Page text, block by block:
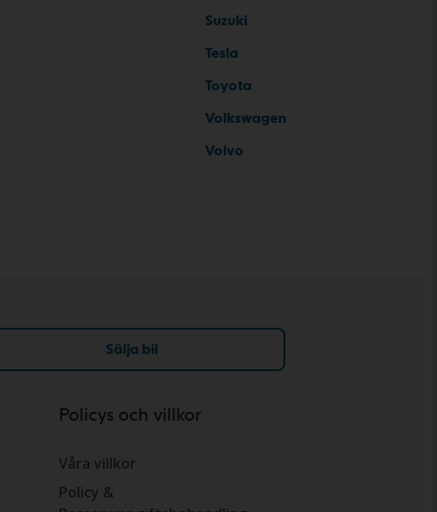
Suzuki
Tesla
Toyota
Volkswagen
Volvo
Sälja bil
Policys och villkor
Våra villkor
Policy &